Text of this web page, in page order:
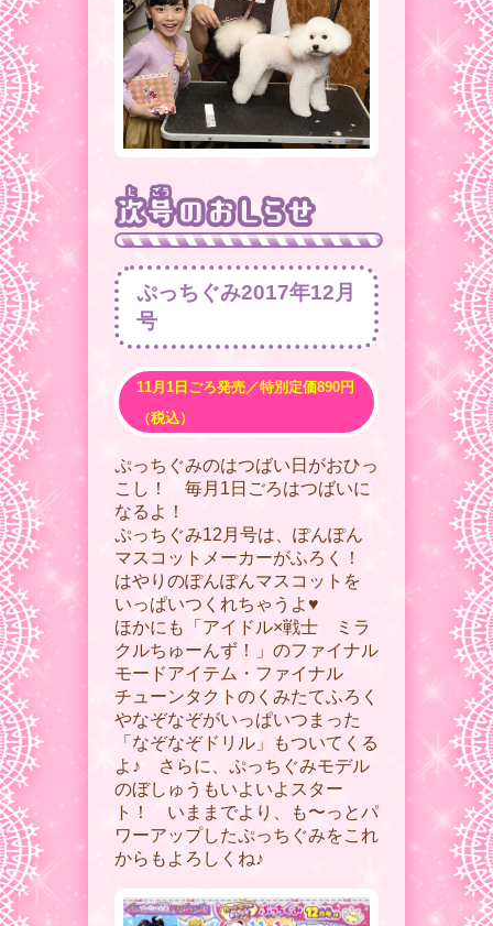
ぷっちぐみ2017年12月
号
11月1日ごろ発売／特別定価890円
（税込）
ぷっちぐみのはつばい日がおひっ
こし！ 毎月1日ごろはつばいに
なるよ！
ぷっちぐみ12月号は、ぽんぽん
マスコットメーカーがふろく！
はやりのぽんぽんマスコットを
いっぱいつくれちゃうよ♥︎
ほかにも「アイドル×戦士 ミラ
クルちゅーんず！」のファイナル
モードアイテム・ファイナル
チューンタクトのくみたてふろく
やなぞなぞがいっぱいつまった
「なぞなぞドリル」もついてくる
よ♪ さらに、ぷっちぐみモデル
のぼしゅうもいよいよスター
ト！ いままでより、も〜っとパ
ワーアップしたぷっちぐみをこれ
からもよろしくね♪